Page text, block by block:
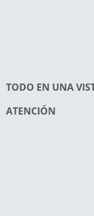
TODO EN UNA
ATENCIÓN